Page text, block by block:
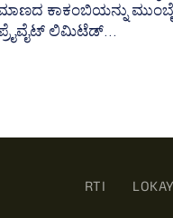
ಕಾಕಂಬಿಯನ್ನು
ಲಿಮಿಟೆಡ್‌...
RTI